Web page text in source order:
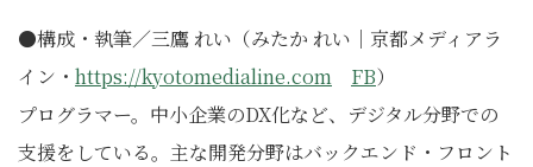
●構成・執筆／三鷹 れい（みたか れい｜京都メディアラ
イン・ https://kyotomedialine.com FB）
プログラマー。中小企業のDX化など、デジタル分野での
支援をしている。主な開発分野はバックエンド・フロント